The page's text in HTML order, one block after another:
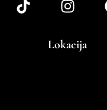
Lokacija